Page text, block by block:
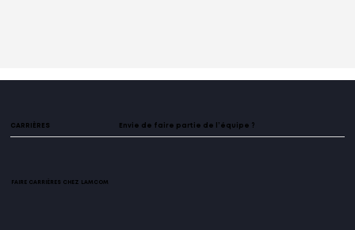
CARRIÈRES Envie de faire partie de l’équipe ?
FAIRE CARRIÈRES CHEZ LAMCOM